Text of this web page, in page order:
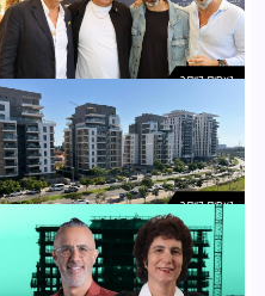
נצפות ביותר
נצפות ביותר